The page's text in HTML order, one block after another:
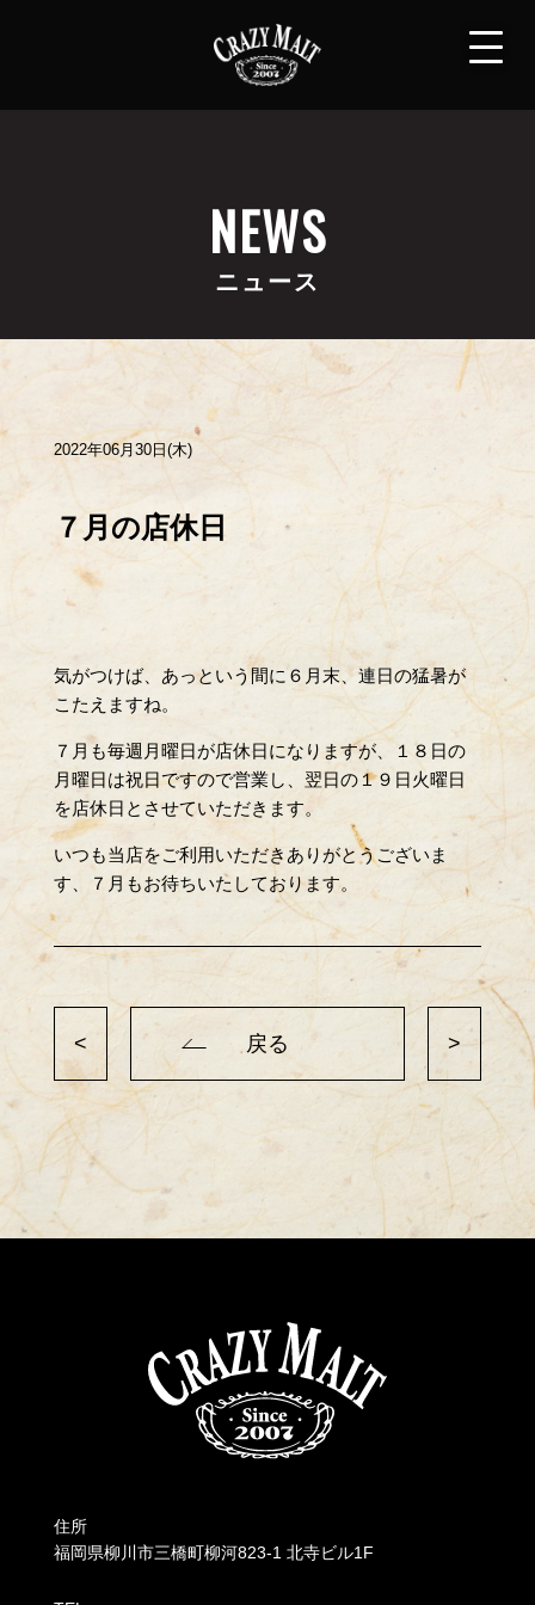
NEWS
ニュース
2022年06月30日(木)
７月の店休日
気がつけば、あっという間に６月末、連日の猛暑が
こたえますね。
７月も毎週月曜日が店休日になりますが、１８日の
月曜日は祝日ですので営業し、翌日の１９日火曜日
を店休日とさせていただきます。
いつも当店をご利用いただきありがとうございま
す、７月もお待ちいたしております。
< 戻る >
住所
福岡県柳川市三橋町柳河823-1 北寺ビル1F